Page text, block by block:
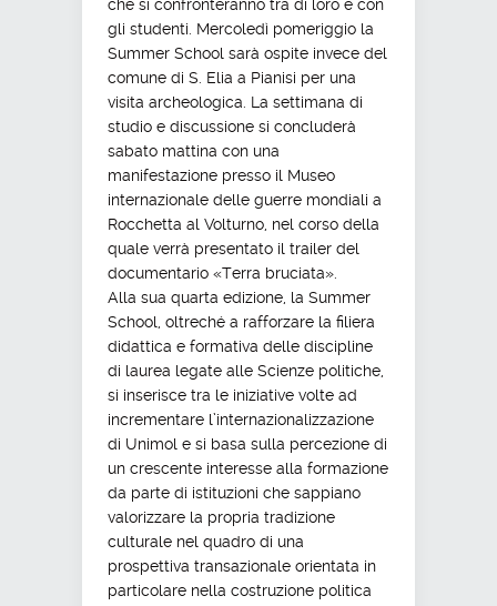
che si confronteranno tra di loro e con
gli studenti. Mercoledì pomeriggio la
Summer School sarà ospite invece del
comune di S. Elia a Pianisi per una
visita archeologica. La settimana di
studio e discussione si concluderà
sabato mattina con una
manifestazione presso il Museo
internazionale delle guerre mondiali a
Rocchetta al Volturno, nel corso della
quale verrà presentato il trailer del
documentario «Terra bruciata».
Alla sua quarta edizione, la Summer
School, oltreché a rafforzare la filiera
didattica e formativa delle discipline
di laurea legate alle Scienze politiche,
si inserisce tra le iniziative volte ad
incrementare l’internazionalizzazione
di Unimol e si basa sulla percezione di
un crescente interesse alla formazione
da parte di istituzioni che sappiano
valorizzare la propria tradizione
culturale nel quadro di una
prospettiva transazionale orientata in
particolare nella costruzione politica